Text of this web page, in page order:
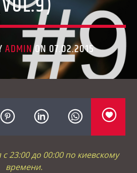
ADMINON 07.02.2015
23:00 до 00:00 по киевскому
времени.